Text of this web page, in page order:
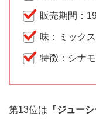
販売期間：
味：ミック
特徴：シナ
第13位は 『ジュー